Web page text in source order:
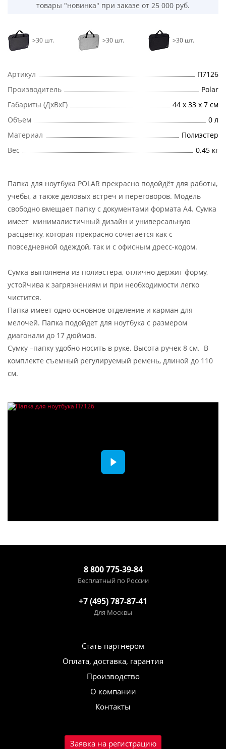
товары "новинка" при заказе от 25 000 руб.
>30 шт. >30 шт. >30 шт.
Артикул
П7126
Производитель
Polar
Габариты (ДхВхГ)
44 х 33 х 7 см
Объем
0 л
Материал
Полиэстер
Вес
0.45 кг
Папка для ноутбука POLAR прекрасно подойдёт для работы,
учебы, а также деловых встреч и переговоров. Модель
свободно вмещает папку с документами формата А4. Сумка
имеет минималистичный дизайн и универсальную
расцветку, которая прекрасно сочетается как с
повседневной одеждой, так и с офисным дресс-кодом.
Сумка выполнена из полиэстера, отлично держит форму,
устойчива к загрязнениям и при необходимости легко
чистится.
Папка имеет одно основное отделение и карман для
мелочей. Папка подойдет для ноутбука с размером
диагонали до 17 дюймов.
Сумку –папку удобно носить в руке. Высота ручек 8 см. В
комплекте съемный регулируемый ремень, длиной до 110
см.
8 800 775-39-84
Бесплатный по России
+7 (495) 787-87-41
Для Москвы
Стать партнёром
Оплата, доставка, гарантия
Производство
О компании
Контакты
Заявка на регистрацию